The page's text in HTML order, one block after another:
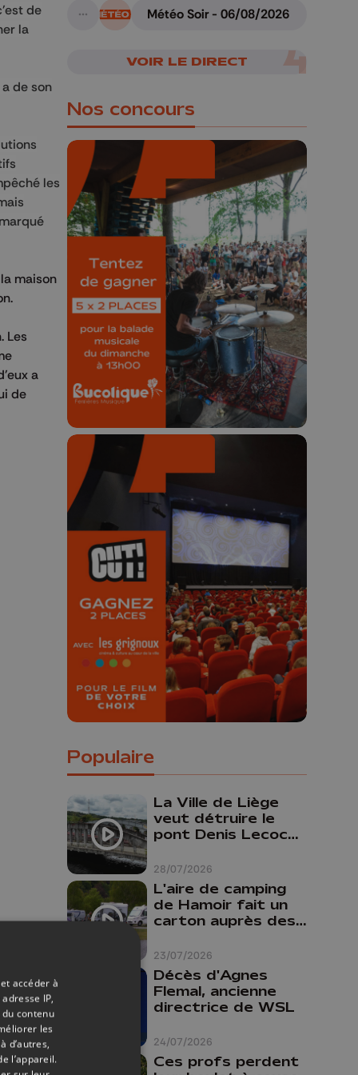
de
la
de son
les
maison
Les
a
de
A suivre
Météo Soir - 06/08/2026
VOIR LE DIRECT
Nos concours
🎁 Gagnez 5x2
places pour le
Bucolique Ferrières
Festival 🌿🎶
Concours valable jusqu'au 9 août,
23h59.
🎬 Concours CUT x
Les Grignoux ✨
Concours permanent - 2 places à
gagner chaque semaine !
Populaire
28/07/2026
La Ville de Liège
veut détruire le
pont Denis Lecocq
budget pour le
faire
23/07/2026
L'aire de camping
de Hamoir fait un
carton auprès des
24/07/2026
Décès d'Agnes
Flemal, ancienne
directrice de WSL
Ces profs perdent
accéder à
IP,
contenu
les
d’autres,
l’appareil.